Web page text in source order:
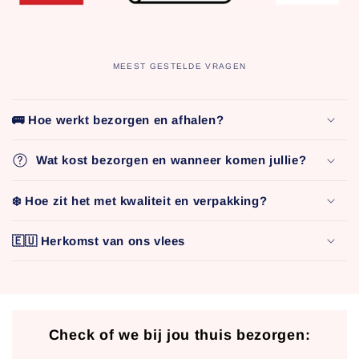
MEEST GESTELDE VRAGEN
n
l
p
a
🚌 Hoe werkt bezorgen en afhalen?
Wat kost bezorgen en wanneer komen jullie?
❄️ Hoe zit het met kwaliteit en verpakking?
🇪🇺 Herkomst van ons vlees
Check of we bij jou thuis bezorgen: